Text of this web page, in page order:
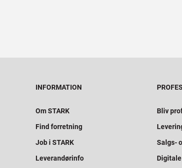
INFORMATION
Om STARK
Find forretning
Job i STARK
Leverandørinfo
Bliv
Salgs-